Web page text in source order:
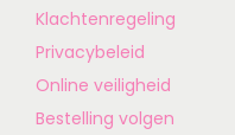
Klachtenregeling
Privacybeleid
Online veiligheid
Bestelling volgen